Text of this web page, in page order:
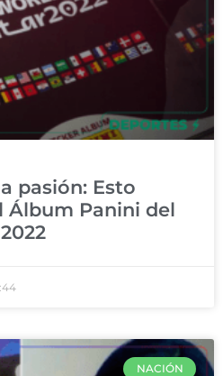
pasión: Esto
Álbum Panini del
NACIÓN